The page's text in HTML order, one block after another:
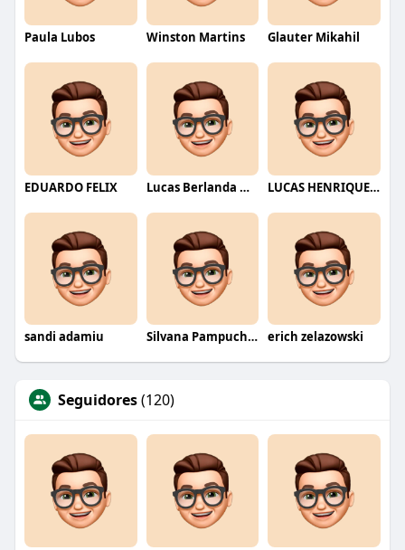
Paula Lubos Winston Martins Glauter Mikahil
EDUARDO FELIX Lucas Berlanda Moraes LUCAS HENRIQUE RIBEIRO
sandi adamiu Silvana Pampuch Andreata erich zelazowski
Seguidores(120)